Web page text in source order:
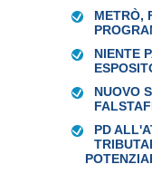
METRÒ,
NIENTE
NUOVO
PD